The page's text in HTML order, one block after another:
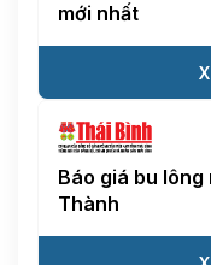
mới nhất
Báo giá bu lông
Thành